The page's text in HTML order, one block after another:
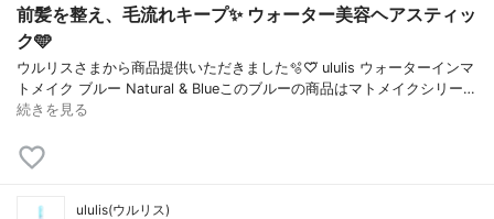
前髪を整え、毛流れキープ✨️ ウォーター美容ヘアスティッ
ク🩵
ウルリスさまから商品提供いただきました🫧‪♡⃛ ululis ウォーターインマ
トメイク ブルー Natural & Blueこのブルーの商品はマトメイクシリー…
続きを見る
ululis(ウルリス)